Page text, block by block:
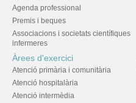
Agenda professional
Premis i beques
Associacions i societats científiques
infermeres
Àrees d'exercici
Atenció primària i comunitària
Atenció hospitalària
Atenció intermèdia